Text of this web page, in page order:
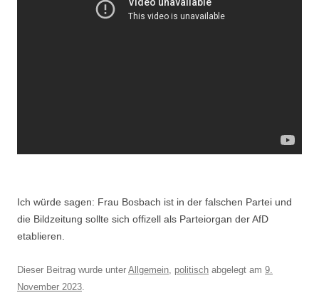
Ich würde sagen: Frau Bosbach ist in der falschen Partei und
die Bildzeitung sollte sich offizell als Parteiorgan der AfD
etablieren.
Dieser Beitrag wurde unter Allgemein, politisch abgelegt am 9.
November 2023.